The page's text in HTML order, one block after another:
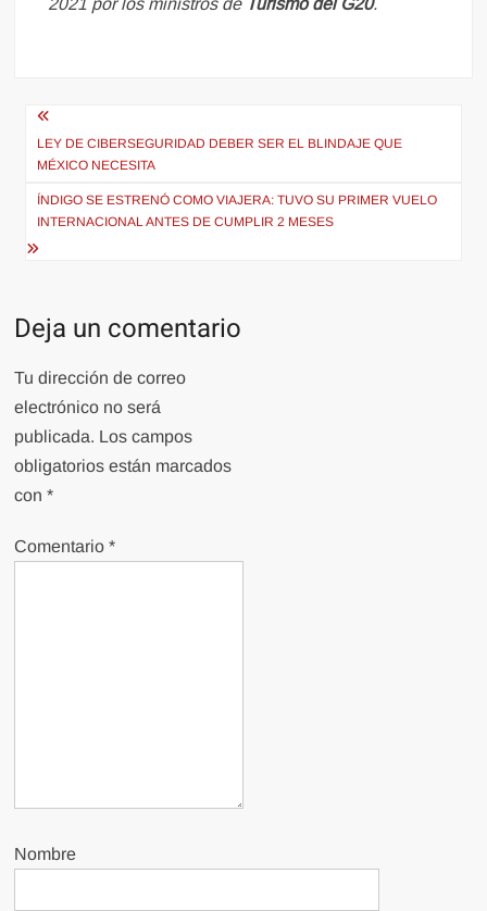
Navegación
de
entradas
LEY DE CIBERSEGURIDAD DEBER SER EL BLINDAJE QUE
MÉXICO NECESITA
ÍNDIGO SE ESTRENÓ COMO VIAJERA: TUVO SU PRIMER VUELO
INTERNACIONAL ANTES DE CUMPLIR 2 MESES
Deja un comentario
Tu dirección de correo
electrónico no será
publicada. Los campos
obligatorios están marcados
con*
Comentario*
Nombre